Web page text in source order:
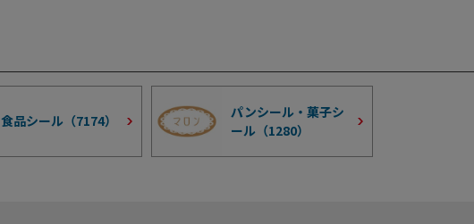
食品シール（7174）
パンシール・菓子シ
ール（1280）